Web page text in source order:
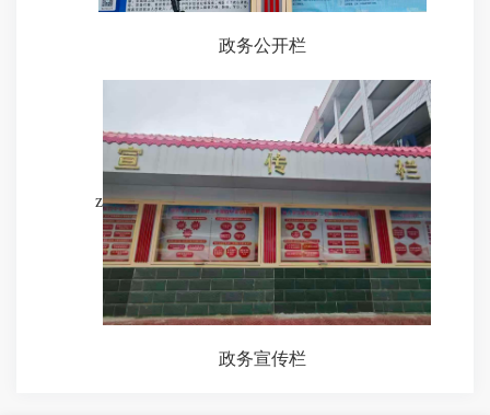
政务公开栏
z
政务宣传栏